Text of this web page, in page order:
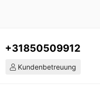
+31850509912
Kundenbetreuung